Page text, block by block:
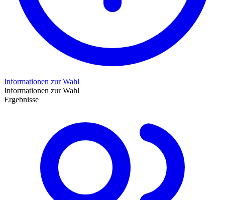
Informationen zur Wahl
Informationen zur Wahl
Ergebnisse